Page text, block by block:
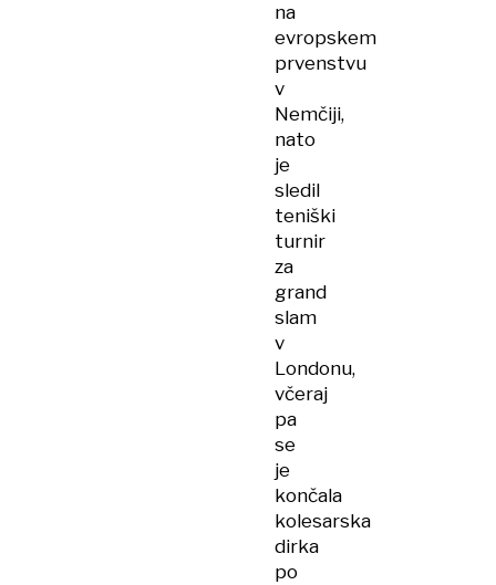
na
evropskem
prvenstvu
v
Nemčiji,
nato
je
sledil
teniški
turnir
za
grand
slam
v
Londonu,
včeraj
pa
se
je
končala
kolesarska
dirka
po